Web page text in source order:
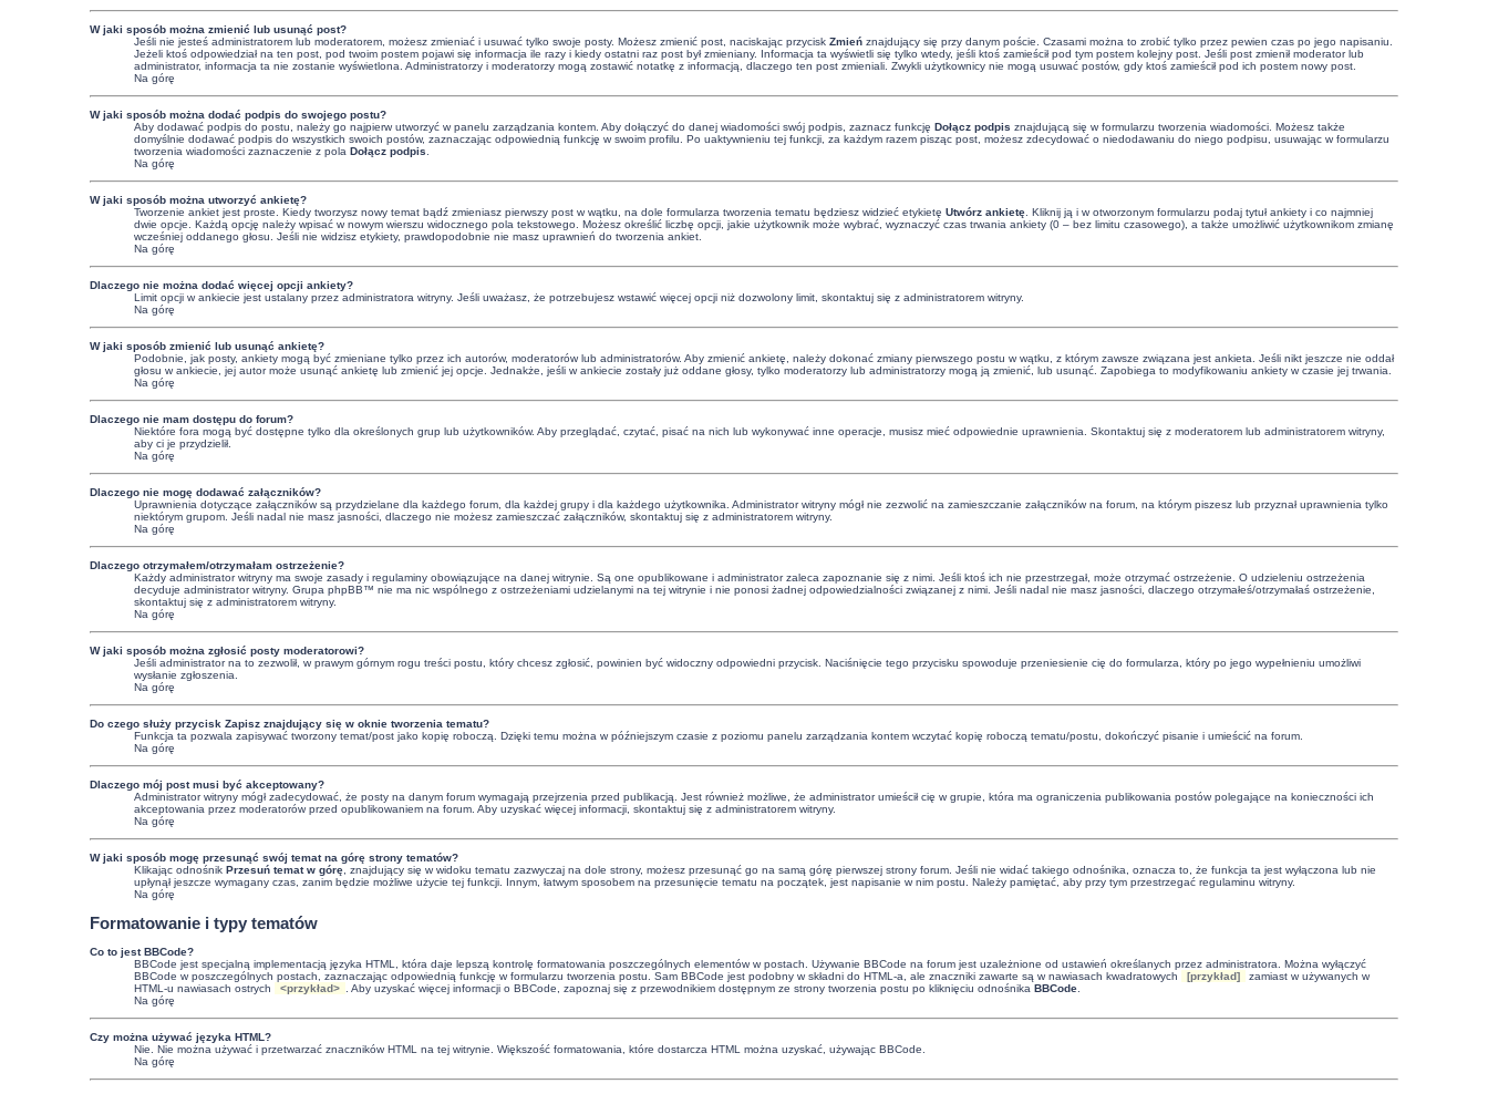
W jaki sposób można zmienić lub usunąć post?
Jeśli nie jesteś administratorem lub moderatorem, możesz zmieniać i usuwać tylko swoje posty. Możesz zmienić post, naciskając przycisk Zmieńznajdujący się przy danym poście. Czasami można to zrobić tylko przez pewien czas po jego napisaniu.
Jeżeli ktoś odpowiedział na ten post, pod twoim postem pojawi się informacja ile razy i kiedy ostatni raz post był zmieniany. Informacja ta wyświetli się tylko wtedy, jeśli ktoś zamieścił pod tym postem kolejny post. Jeśli post zmienił moderator lub
administrator, informacja ta nie zostanie wyświetlona. Administratorzy i moderatorzy mogą zostawić notatkę z informacją, dlaczego ten post zmieniali. Zwykli użytkownicy nie mogą usuwać postów, gdy ktoś zamieścił pod ich postem nowy post.
Na górę
W jaki sposób można dodać podpis do swojego postu?
Aby dodawać podpis do postu, należy go najpierw utworzyć w panelu zarządzania kontem. Aby dołączyć do danej wiadomości swój podpis, zaznacz funkcję Dołącz podpis znajdującą się w formularzu tworzenia wiadomości. Możesz także
domyślnie dodawać podpis do wszystkich swoich postów, zaznaczając odpowiednią funkcję w swoim profilu. Po uaktywnieniu tej funkcji, za każdym razem pisząc post, możesz zdecydować o niedodawaniu do niego podpisu, usuwając w formularzu
tworzenia wiadomości zaznaczenie z pola Dołącz podpis
Na górę
W jaki sposób można utworzyć ankietę?
Tworzenie ankiet jest proste. Kiedy tworzysz nowy temat bądź zmieniasz pierwszy post w wątku, na dole formularza tworzenia tematu będziesz widzieć etykietę Utwórz ankietę. Kliknij ją i w otworzonym formularzu podaj tytuł ankiety i co najmniej
dwie opcje. Każdą opcję należy wpisać w nowym wierszu widocznego pola tekstowego. Możesz określić liczbę opcji, jakie użytkownik może wybrać, wyznaczyć czas trwania ankiety (0 – bez limitu czasowego), a także umożliwić użytkownikom zmianę
wcześniej oddanego głosu. Jeśli nie widzisz etykiety, prawdopodobnie nie masz uprawnień do tworzenia ankiet.
Na górę
Dlaczego nie można dodać więcej opcji ankiety?
Limit opcji w ankiecie jest ustalany przez administratora witryny. Jeśli uważasz, że potrzebujesz wstawić więcej opcji niż dozwolony limit, skontaktuj się z administratorem witryny.
Na górę
W jaki sposób zmienić lub usunąć ankietę?
Podobnie, jak posty, ankiety mogą być zmieniane tylko przez ich autorów, moderatorów lub administratorów. Aby zmienić ankietę, należy dokonać zmiany pierwszego postu w wątku, z którym zawsze związana jest ankieta. Jeśli nikt jeszcze nie oddał
głosu w ankiecie, jej autor może usunąć ankietę lub zmienić jej opcje. Jednakże, jeśli w ankiecie zostały już oddane głosy, tylko moderatorzy lub administratorzy mogą ją zmienić, lub usunąć. Zapobiega to modyfikowaniu ankiety w czasie jej trwania.
Na górę
Dlaczego nie mam dostępu do forum?
Niektóre fora mogą być dostępne tylko dla określonych grup lub użytkowników. Aby przeglądać, czytać, pisać na nich lub wykonywać inne operacje, musisz mieć odpowiednie uprawnienia. Skontaktuj się z moderatorem lub administratorem witryny,
aby ci je przydzielił.
Na górę
Dlaczego nie mogę dodawać załączników?
Uprawnienia dotyczące załączników są przydzielane dla każdego forum, dla każdej grupy i dla każdego użytkownika. Administrator witryny mógł nie zezwolić na zamieszczanie załączników na forum, na którym piszesz lub przyznał uprawnienia tylko
niektórym grupom. Jeśli nadal nie masz jasności, dlaczego nie możesz zamieszczać załączników, skontaktuj się z administratorem witryny.
Na górę
Dlaczego otrzymałem/otrzymałam ostrzeżenie?
Każdy administrator witryny ma swoje zasady i regulaminy obowiązujące na danej witrynie. Są one opublikowane i administrator zaleca zapoznanie się z nimi. Jeśli ktoś ich nie przestrzegał, może otrzymać ostrzeżenie. O udzieleniu ostrzeżenia
decyduje administrator witryny. Grupa phpBB™ nie ma nic wspólnego z ostrzeżeniami udzielanymi na tej witrynie i nie ponosi żadnej odpowiedzialności związanej z nimi. Jeśli nadal nie masz jasności, dlaczego otrzymałeś/otrzymałaś ostrzeżenie,
skontaktuj się z administratorem witryny.
Na górę
W jaki sposób można zgłosić posty moderatorowi?
Jeśli administrator na to zezwolił, w prawym górnym rogu treści postu, który chcesz zgłosić, powinien być widoczny odpowiedni przycisk. Naciśnięcie tego przycisku spowoduje przeniesienie cię do formularza, który po jego wypełnieniu umożliwi
wysłanie zgłoszenia.
Na górę
Do czego służy przycisk Zapiszznajdujący się w oknie tworzenia tematu?
Funkcja ta pozwala zapisywać tworzony temat/post jako kopię roboczą. Dzięki temu można w późniejszym czasie z poziomu panelu zarządzania kontem wczytać kopię roboczą tematu/postu, dokończyć pisanie i umieścić na forum.
Na górę
Dlaczego mój post musi być akceptowany?
Administrator witryny mógł zadecydować, że posty na danym forum wymagają przejrzenia przed publikacją. Jest również możliwe, że administrator umieścił cię w grupie, która ma ograniczenia publikowania postów polegające na konieczności ich
akceptowania przez moderatorów przed opublikowaniem na forum. Aby uzyskać więcej informacji, skontaktuj się z administratorem witryny.
Na górę
W jaki sposób mogę przesunąć swój temat na górę strony tematów?
Klikając odnośnik Przesuń temat w górę, znajdujący się w widoku tematu zazwyczaj na dole strony, możesz przesunąć go na samą górę pierwszej strony forum. Jeśli nie widać takiego odnośnika, oznacza to, że funkcja ta jest wyłączona lub nie
upłynął jeszcze wymagany czas, zanim będzie możliwe użycie tej funkcji. Innym, łatwym sposobem na przesunięcie tematu na początek, jest napisanie w nim postu. Należy pamiętać, aby przy tym przestrzegać regulaminu witryny.
Na górę
Formatowanie i typy tematów
Co to jest BBCode?
BBCode jest specjalną implementacją języka HTML, która daje lepszą kontrolę formatowania poszczególnych elementów w postach. Używanie BBCode na forum jest uzależnione od ustawień określanych przez administratora. Można wyłączyć
BBCode w poszczególnych postach, zaznaczając odpowiednią funkcję w formularzu tworzenia postu. Sam BBCode jest podobny w składni do HTML-a, ale znaczniki zawarte są w nawiasach kwadratowych
[przykład]
zamiast w używanych w
HTML-u nawiasach ostrych
<przykład> . Aby uzyskać więcej informacji o BBCode, zapoznaj się z przewodnikiem dostępnym ze strony tworzenia postu po kliknięciu odnośnika BBCode.
Na górę
Czy można używać języka HTML?
Nie. Nie można używać i przetwarzać znaczników HTML na tej witrynie. Większość formatowania, które dostarcza HTML można uzyskać, używając BBCode.
Na górę